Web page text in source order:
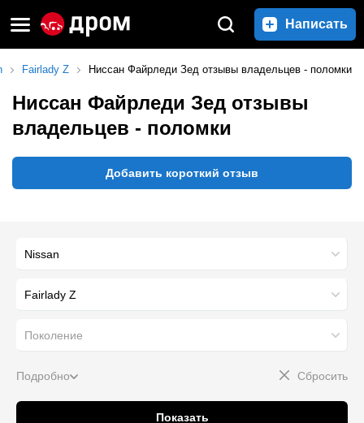
Написать
Fairlady Z Ниссан Файрледи Зед отзывы владельцев - поломки
Ниссан Файрледи Зед отзывы
владельцев - поломки
Добавить короткий отзыв
Nissan
Fairlady Z
Поколение
Подробно Сбросить
Показать